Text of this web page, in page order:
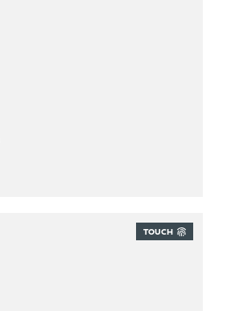
TOUCH